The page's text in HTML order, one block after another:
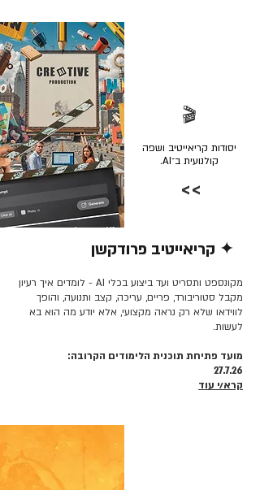
🎬
יסודות קריאייטיב ושפה
קולנועית ב־AI.
>>
✦ קריאייטיב פרודקשן
מקונספט ותסריט ועד ביצוע בכלי AI - לומדים איך רעיון
מקבל סטוריבורד, פריים, עריכה, קצב ותנועה, והופך
לווידאו שלא רק נראה מקצועי, אלא יודע מה הוא בא
לעשות.
מועד פתיחת תוכנית הלימודים הקרובה:
27.7.26
קרא/י עוד